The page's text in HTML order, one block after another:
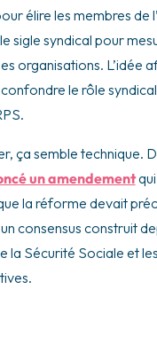
élire les membres de
sigle syndical pour
organisations. L’idée
le rôle
ça semble technique.
un amendementqui
la réforme devait
consensus construit
la Sécurité Sociale et